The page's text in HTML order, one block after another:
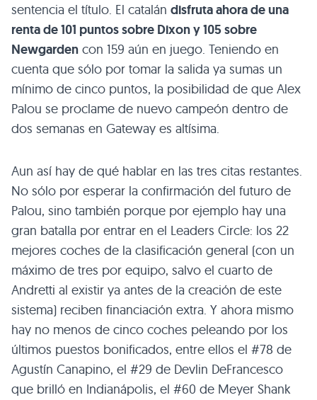
sentencia el título. El catalán disfruta ahora de una
renta de 101 puntos sobre Dixon y 105 sobre
Newgarden con 159 aún en juego. Teniendo en
cuenta que sólo por tomar la salida ya sumas un
mínimo de cinco puntos, la posibilidad de que Alex
Palou se proclame de nuevo campeón dentro de
dos semanas en Gateway es altísima.
Aun así hay de qué hablar en las tres citas restantes.
No sólo por esperar la confirmación del futuro de
Palou, sino también porque por ejemplo hay una
gran batalla por entrar en el Leaders Circle: los 22
mejores coches de la clasificación general (con un
máximo de tres por equipo, salvo el cuarto de
Andretti al existir ya antes de la creación de este
sistema) reciben financiación extra. Y ahora mismo
hay no menos de cinco coches peleando por los
últimos puestos bonificados, entre ellos el #78 de
Agustín Canapino, el #29 de Devlin DeFrancesco
que brilló en Indianápolis, el #60 de Meyer Shank